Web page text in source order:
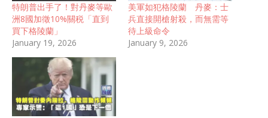
特朗普出手了！對丹麥等歐
洲8國加徵10%關税「直到
買下格陵蘭」
January 19, 2026
美軍如犯格陵蘭 丹麥：士
兵直接開槍射殺，而無需等
待上級命令
January 9, 2026